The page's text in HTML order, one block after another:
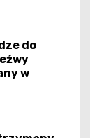
do
w